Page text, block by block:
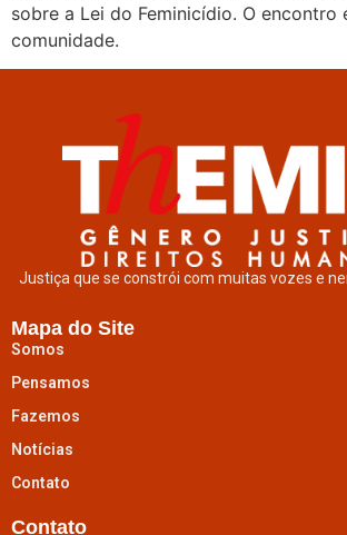
sobre a Lei do Feminicídio. O encontro
comunidade.
Justiça que se constrói com muitas vozes e
Mapa do Site
Somos
Pensamos
Fazemos
Notícias
Contato
Contato